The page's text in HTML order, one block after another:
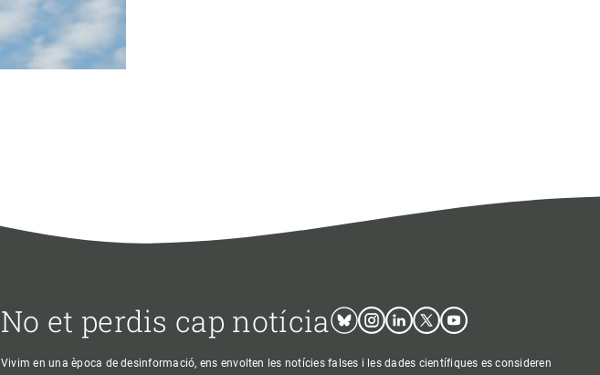
No et perdis cap notícia BlueskyInstagram
LinkedinTwitterYoutube
Vivim en una època de desinformació, ens envolten les notícies falses i les dades científiques es consideren